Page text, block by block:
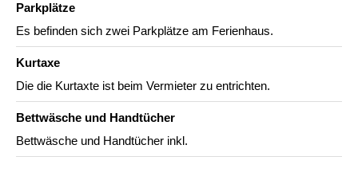
Parkplätze
Es befinden sich zwei Parkplätze am Ferienhaus.
Kurtaxe
Die die Kurtaxte ist beim Vermieter zu entrichten.
Bettwäsche und Handtücher
Bettwäsche und Handtücher inkl.